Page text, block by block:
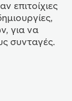
επιτοίχιες
για να
συνταγές.